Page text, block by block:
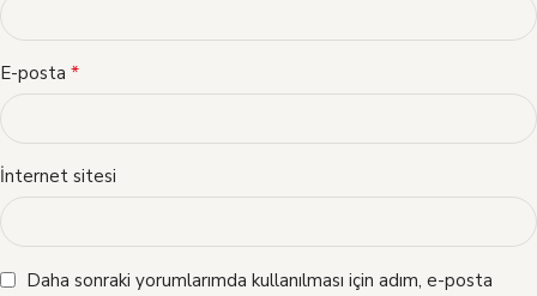
E-posta *
İnternet sitesi
Daha sonraki yorumlarımda kullanılması için adım, e-posta